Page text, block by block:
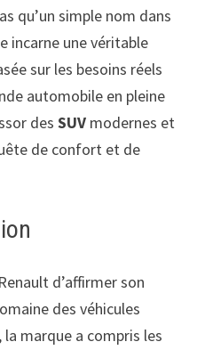
qu’un simple nom dans
incarne une véritable
sur les besoins réels
automobile en pleine
des SUVmodernes et
de confort et de
d’affirmer son
des véhicules
marque a compris les